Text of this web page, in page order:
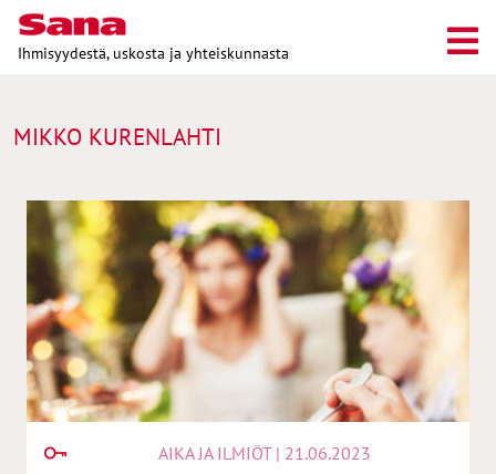
Ihmisyydestä, uskosta ja yhteiskunnasta
MIKKO KURENLAHTI
AIKA JA ILMIÖT | 21.06.2023